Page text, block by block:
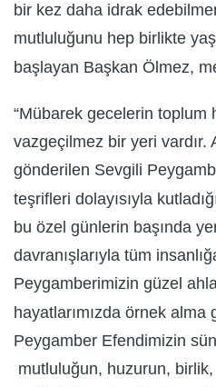
bir kez daha idrak
mutluluğunu hep birlikte
başlayan Başkan Ölmez,
“Mübarek gecelerin toplum
vazgeçilmez bir yeri vardır.
gönderilen Sevgili
teşrifleri dolayısıyla
bu özel günlerin başında
davranışlarıyla tüm
Peygamberimizin güzel
hayatlarımızda örnek
Peygamber Efendimizin
mutluluğun, huzurun,